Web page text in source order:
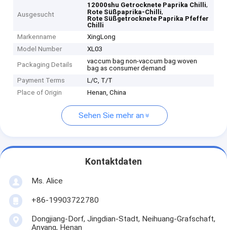
Ausgesucht
12000shu Getrocknete Paprika Chilli,
Rote Süßpaprika-Chilli,
Rote Süßgetrocknete Paprika Pfeffer
Chilli
Markenname
XingLong
Model Number
XL03
Packaging Details
vaccum bag non-vaccum bag woven
bag as consumer demand
Payment Terms
L/C, T/T
Place of Origin
Henan, China
Sehen Sie mehr an
Kontaktdaten
Ms. Alice
+86-19903722780
Dongjiang-Dorf, Jingdian-Stadt, Neihuang-Grafschaft,
Anyang, Henan